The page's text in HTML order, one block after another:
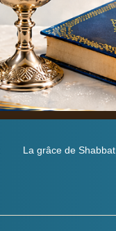
La grâce de Shabbat